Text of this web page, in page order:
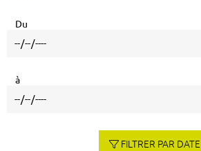
Du
à
FILTRER PAR DATE